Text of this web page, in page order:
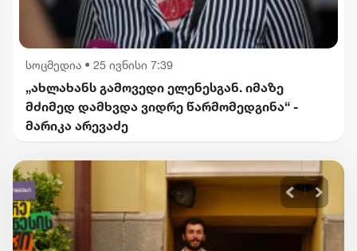
სოცმედია • 25 ივნისი 7:39
„ახლახანს გამოვედი ელენესგან. იმაზე
მძიმედ დამხვდა ვიდრე წარმომედგინა“ -
მარიკა არევაძე